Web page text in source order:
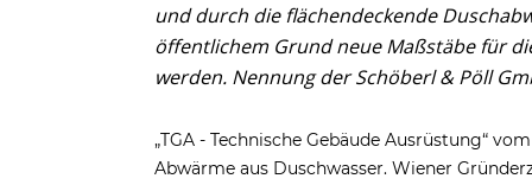
und durch die flächendeckende
öffentlichem Grund neue Maßstäbe für
werden. Nennung der Schöberl & Pöll
„TGA - Technische Gebäude Ausrüstung“
Abwärme aus Duschwasser. Wiener